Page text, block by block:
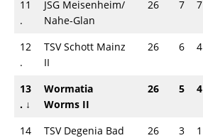
11
.
JSG Meisenheim/
Nahe-Glan
26 7 7
12
.
TSV Schott Mainz
II
26 6 4
13
. ↓
Wormatia
Worms II
26 5 4
14
TSV Degenia Bad
26 3 1